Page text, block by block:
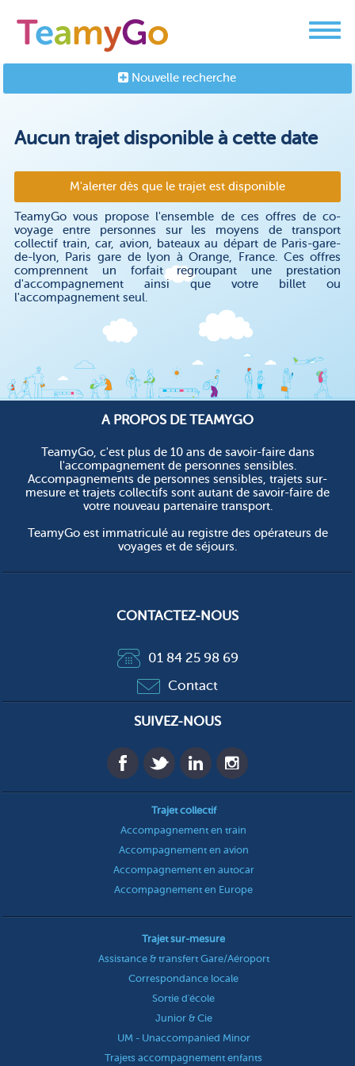
Nouvelle recherche
Aucun trajet disponible à cette date
M'alerter dès que le trajet est disponible
TeamyGo vous propose l'ensemble de ces offres de co-
voyage entre personnes sur les moyens de transport
collectif train, car, avion, bateaux au départ de Paris-gare-
de-lyon, Paris gare de lyon à Orange, France. Ces offres
comprennent un forfait regroupant une prestation
d'accompagnement ainsi que votre billet ou
l'accompagnement seul.
A PROPOS DE TEAMYGO
TeamyGo, c'est plus de 10 ans de savoir-faire dans
l'accompagnement de personnes sensibles.
Accompagnements de personnes sensibles, trajets sur-
mesure et trajets collectifs sont autant de savoir-faire de
votre nouveau partenaire transport.
TeamyGo est immatriculé au registre des opérateurs de
voyages et de séjours.
CONTACTEZ-NOUS
01 84 25 98 69
Contact
SUIVEZ-NOUS
Trajet collectif
Accompagnement en train
Accompagnement en avion
Accompagnement en autocar
Accompagnement en Europe
Trajet sur-mesure
Assistance & transfert Gare/Aéroport
Correspondance locale
Sortie d'école
Junior & Cie
UM - Unaccompanied Minor
Trajets accompagnement enfants